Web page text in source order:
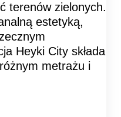
terenów zielonych.
estetyką,
Heyki City składa
metrażu i